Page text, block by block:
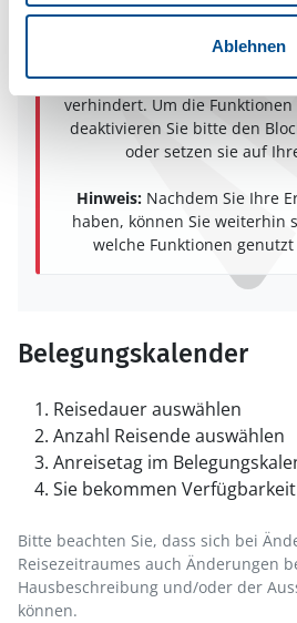
Ablehnen
Das Bereitstellen und
Funktionen wird dadurch
verhindert. Um die
deaktivieren Sie bitte den
oder setzen sie auf
Hinweis: Nachdem Sie Ihre
haben, können Sie weiterhin
welche Funktionen
Belegungskalender
Reisedauer auswählen
Anzahl Reisende auswählen
Anreisetag im
Sie bekommen
Bitte beachten Sie, dass sich bei
Reisezeitraumes auch Änderungen
Hausbeschreibung und/oder der
können.